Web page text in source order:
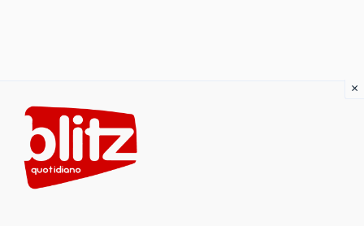
content
×